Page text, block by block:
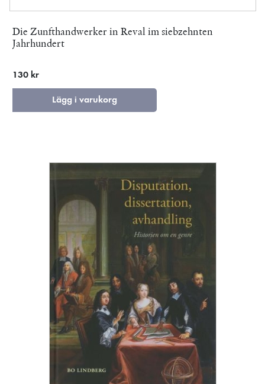
Die Zunfthandwerker in Reval im siebzehnten
Jahrhundert
130 kr
Lägg i varukorg